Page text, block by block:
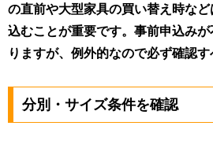
の直前や大型家具の買い替え時な
込むことが重要です。事前申込み
りますが、例外的なので必ず確認す
分別・サイズ条件を確認